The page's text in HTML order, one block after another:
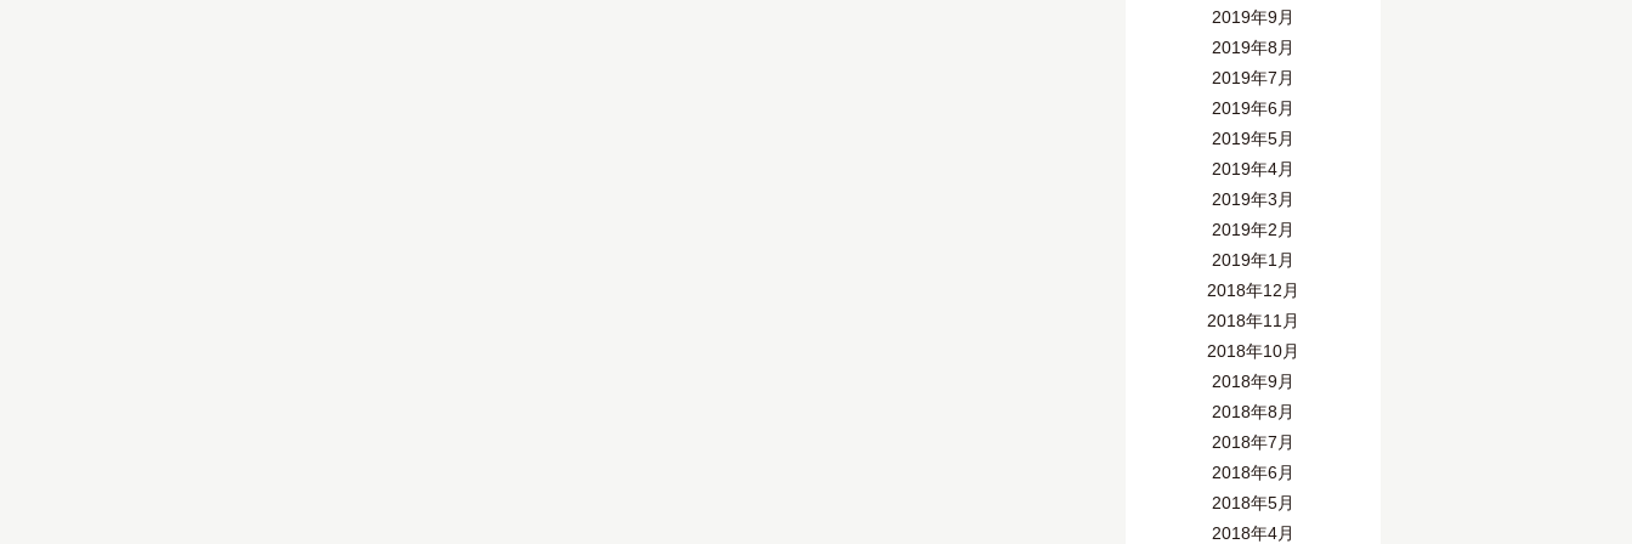
2019年9月
2019年8月
2019年7月
2019年6月
2019年5月
2019年4月
2019年3月
2019年2月
2019年1月
2018年12月
2018年11月
2018年10月
2018年9月
2018年8月
2018年7月
2018年6月
2018年5月
2018年4月